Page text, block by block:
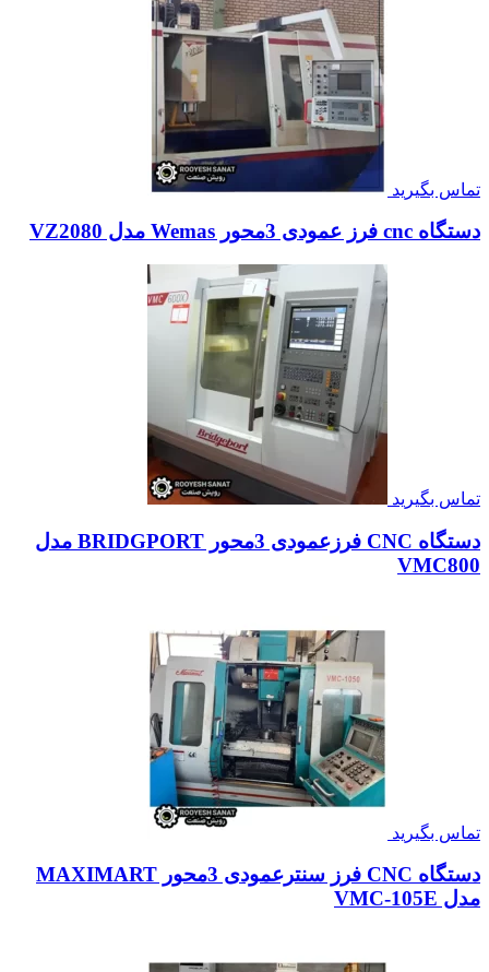
تماس بگیرید
دستگاه cnc فرز عمودی 3محور Wemas مدل VZ2080
تماس بگیرید
دستگاه CNC فرزعمودی 3محور BRIDGPORT مدل
VMC800
تماس بگیرید
دستگاه CNC فرز سنترعمودی 3محور MAXIMART
مدل VMC-105E